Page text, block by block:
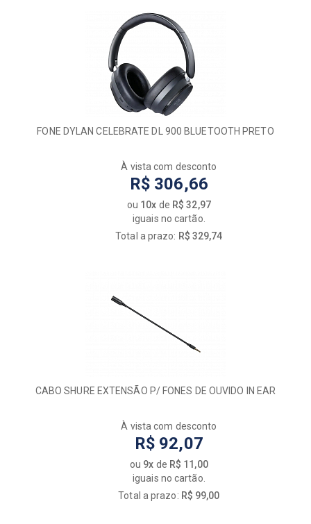
FONE DYLAN CELEBRATE DL 900 BLUETOOTH PRETO
À vista com desconto
R$ 306,66
ou 10x de R$ 32,97
iguais no cartão.
Total a prazo: R$ 329,74
CABO SHURE EXTENSÃO P/ FONES DE OUVIDO IN EAR
À vista com desconto
R$ 92,07
ou 9x de R$ 11,00
iguais no cartão.
Total a prazo: R$ 99,00